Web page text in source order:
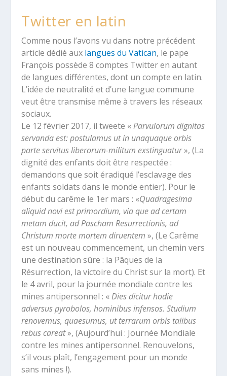
Twitter en latin
Comme nous l’avons vu dans notre précédent
article dédié aux langues du Vatican, le pape
François possède 8 comptes Twitter en autant
de langues différentes, dont un compte en latin.
L’idée de neutralité et d’une langue commune
veut être transmise même à travers les réseaux
sociaux.
Le 12 février 2017, il tweete «Parvulorum dignitas
servanda est: postulamus ut in unaquaque orbis
parte servitus liberorum-militum exstinguatur», (La
dignité des enfants doit être respectée :
demandons que soit éradiqué l’esclavage des
enfants soldats dans le monde entier). Pour le
début du carême le 1er mars : «Quadragesima
aliquid novi est primordium, via que ad certam
metam ducit, ad Pascham Resurrectionis, ad
Christum morte mortem diruentem », (Le Carême
est un nouveau commencement, un chemin vers
une destination sûre : la Pâques de la
Résurrection, la victoire du Christ sur la mort). Et
le 4 avril, pour la journée mondiale contre les
mines antipersonnel : «Dies dicitur hodie
adversus pyrobolos, hominibus infensos. Studium
renovemus, quaesumus, ut terrarum orbis talibus
rebus careat», (Aujourd’hui : Journée Mondiale
contre les mines antipersonnel. Renouvelons,
s’il vous plaît, l’engagement pour un monde
sans mines !).